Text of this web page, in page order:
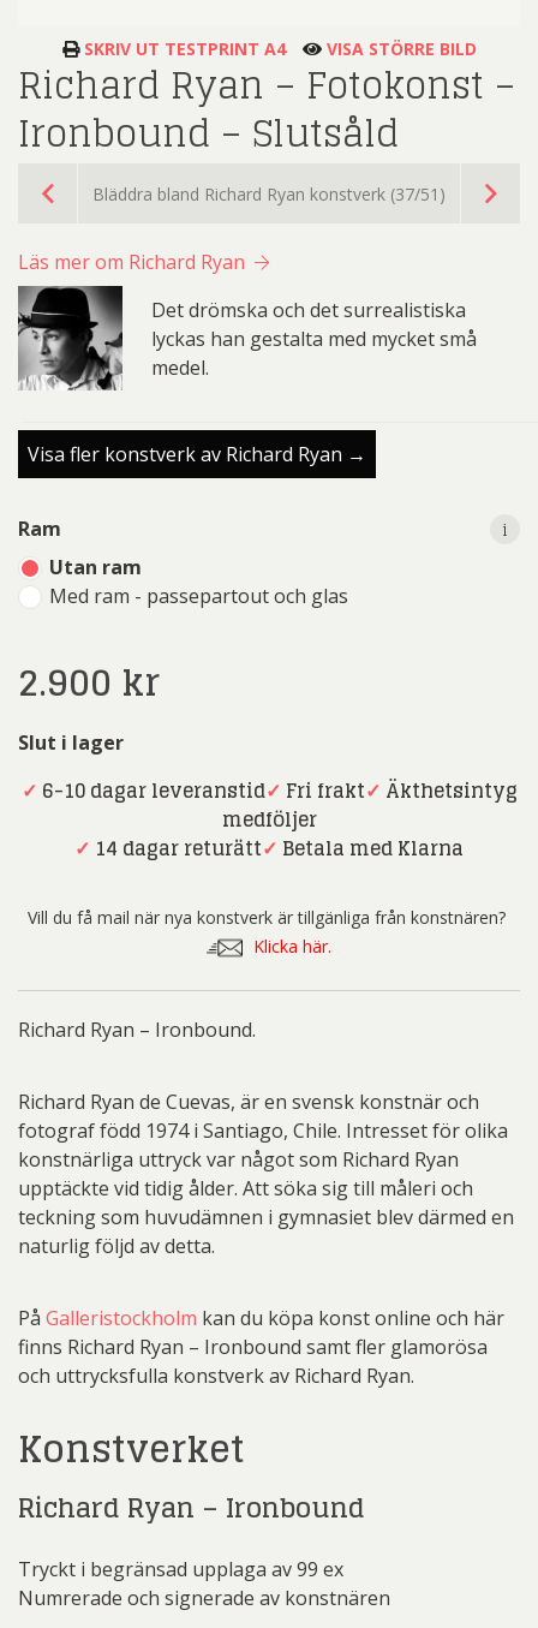
SKRIV UT TESTPRINT A4 VISA STÖRRE BILD
Richard Ryan – Fotokonst –
Ironbound – Slutsåld
Bläddra bland Richard Ryan konstverk (37/51)
Läs mer om Richard Ryan
Det drömska och det surrealistiska
lyckas han gestalta med mycket små
medel.
Visa fler konstverk av Richard Ryan →
Ram
Utan ram
Med ram - passepartout och glas
i
2.900 kr
Slut i lager
✓ 6-10 dagar leveranstid✓ Fri frakt✓ Äkthetsintyg
medföljer
✓ 14 dagar returätt✓ Betala med Klarna
Vill du få mail när nya konstverk är tillgänliga från konstnären?
Klicka här.
Richard Ryan – Ironbound.
Richard Ryan de Cuevas, är en svensk konstnär och
fotograf född 1974 i Santiago, Chile. Intresset för olika
konstnärliga uttryck var något som Richard Ryan
upptäckte vid tidig ålder. Att söka sig till måleri och
teckning som huvudämnen i gymnasiet blev därmed en
naturlig följd av detta.
På Galleristockholm kan du köpa konst online och här
finns Richard Ryan – Ironbound samt fler glamorösa
och uttrycksfulla konstverk av Richard Ryan.
Konstverket
Richard Ryan – Ironbound
Tryckt i begränsad upplaga av 99 ex
Numrerade och signerade av konstnären